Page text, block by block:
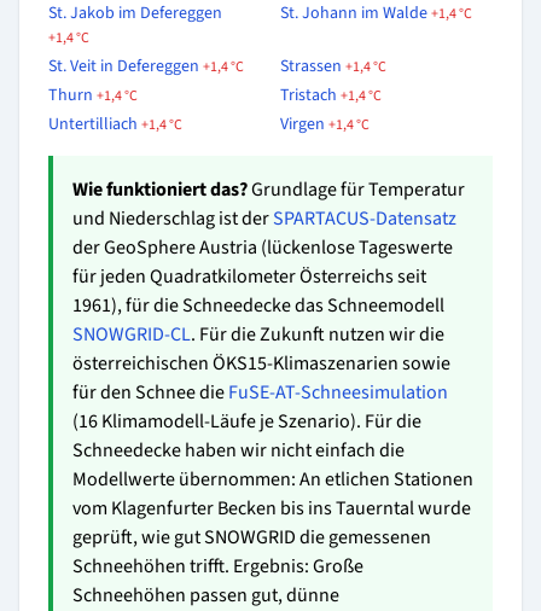
St. Jakob im Defereggen
+1,4 °C
St. Johann im Walde+1,4 °C
St. Veit in Defereggen +1,4 °C Strassen +1,4 °C
Thurn +1,4 °C Tristach +1,4 °C
Untertilliach +1,4 °C Virgen +1,4 °C
Wie funktioniert das?Grundlage für Temperatur
und Niederschlag ist derSPARTACUS-Datensatz
der GeoSphere Austria (lückenlose Tageswerte
für jeden Quadratkilometer Österreichs seit
1961), für die Schneedecke das Schneemodell
SNOWGRID-CL. Für die Zukunft nutzen wir die
österreichischen ÖKS15-Klimaszenarien sowie
für den Schnee dieFuSE-AT-Schneesimulation
(16 Klimamodell-Läufe je Szenario). Für die
Schneedecke haben wir nicht einfach die
Modellwerte übernommen: An etlichen Stationen
vom Klagenfurter Becken bis ins Tauerntal wurde
geprüft, wie gut SNOWGRID die gemessenen
Schneehöhen trifft. Ergebnis: Große
Schneehöhen passen gut, dünne